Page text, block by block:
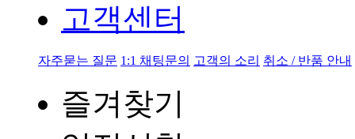
고객센터
자주묻는 질문 1:1 채팅문의 고객의 소리 취소 / 반품 안내
즐겨찾기